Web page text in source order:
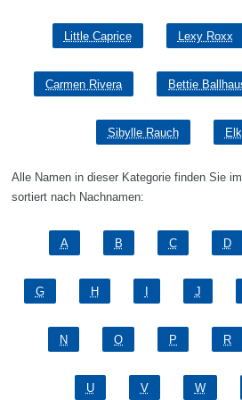
Little Caprice Lexy Roxx
Carmen Rivera Bettie
Sibylle Rauch
Alle Namen in dieser Kategorie finden Sie
sortiert nach Nachnamen:
A B C D
G H I J
N O P R
U V W